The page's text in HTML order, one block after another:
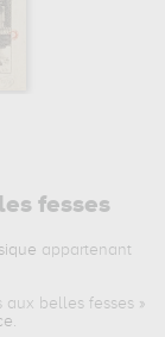
fesses
appartenant
aux belles fesses »
.